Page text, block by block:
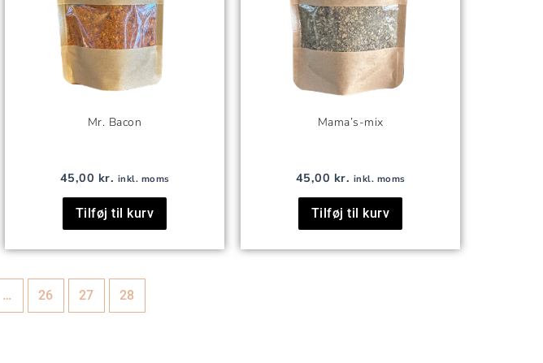
Mr. Bacon
45,00 kr. inkl. moms
Tilføj til kurv
Mama’s-mix
45,00 kr. inkl. moms
Tilføj til kurv
… 26 27 28